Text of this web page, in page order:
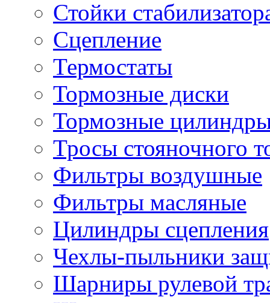
Стойки
Сцепление
Термостаты
Тормозные диски
Тормозные
Тросы стояночного
Фильтры воздушные
Фильтры масляные
Цилиндры сцепления
Чехлы-пыльники
Шарниры рулевой